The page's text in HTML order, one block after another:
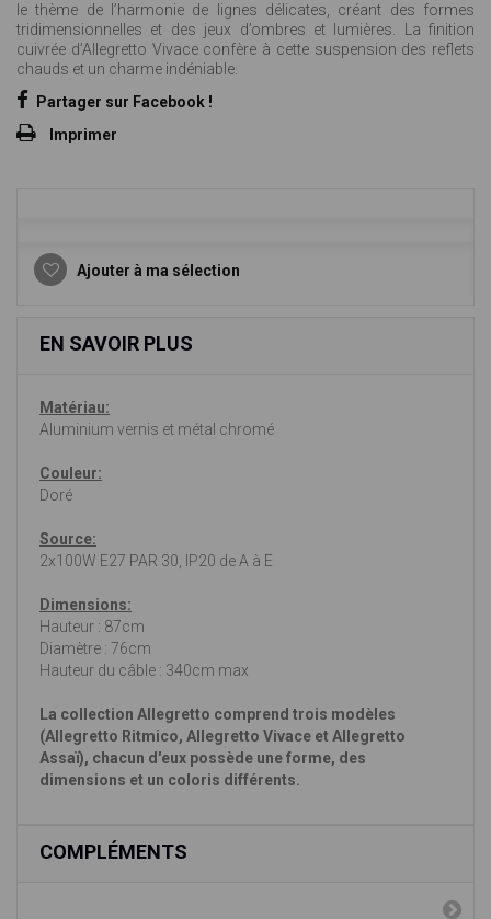
le thème de l’harmonie de lignes délicates, créant des formes
tridimensionnelles et des jeux d’ombres et lumières. La finition
cuivrée d’Allegretto Vivace confère à cette suspension des reflets
chauds et un charme indéniable.
Partager sur Facebook !
Imprimer
Ajouter à ma sélection
EN SAVOIR PLUS
Matériau:
Aluminium vernis et métal chromé
Couleur:
Doré
Source:
2x100W E27 PAR 30, IP20 de A à E
Dimensions:
Hauteur : 87cm
Diamètre : 76cm
Hauteur du câble : 340cm max
La collection Allegretto comprend trois modèles
(Allegretto Ritmico, Allegretto Vivace et Allegretto
Assaï), chacun d'eux possède une forme, des
dimensions et un coloris différents.
COMPLÉMENTS